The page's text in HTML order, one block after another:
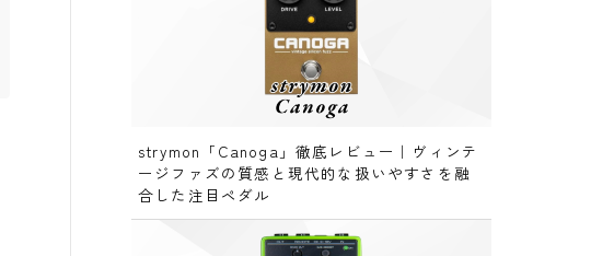
strymon「Canoga」徹底レビュー｜ヴィンテ
ージファズの質感と現代的な扱いやすさを融
合した注目ペダル